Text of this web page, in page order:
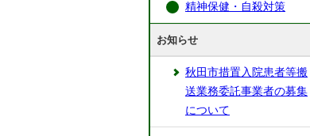
精神保健・自殺対策
お知らせ
秋田市措置入院患者等搬
送業務委託事業者の募集
について